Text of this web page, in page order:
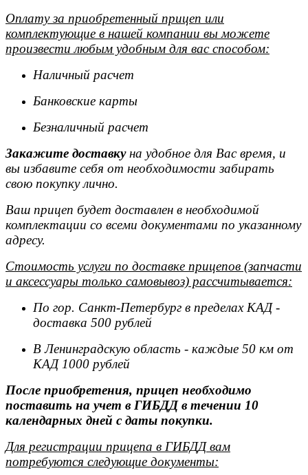
Оплату за приобретенный прицеп или
комплектующие в нашей компании вы можете
произвести любым удобным для вас способом:
Наличный расчет
Банковские карты
Безналичный расчет
Закажите доставкуна удобное для Вас время, и
вы избавите себя от необходимости забирать
свою покупку лично.
Ваш прицеп будет доставлен в необходимой
комплектации со всеми документами по указанному
адресу.
Стоимость услуги по доставке прицепов (запчасти
и аксессуары только самовывоз) рассчитывается:
По гор. Санкт-Петербург в пределах КАД -
доставка 500 рублей
В Ленинградскую область - каждые 50 км от
КАД 1000 рублей
После приобретения, прицеп необходимо
поставить на учет в ГИБДД в течении 10
календарных дней с даты покупки.
Для регистрации прицепа в ГИБДД вам
потребуются следующие документы: